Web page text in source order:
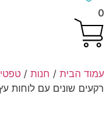
הבית/חנות/טפטים
שונים עם לוחות עץ